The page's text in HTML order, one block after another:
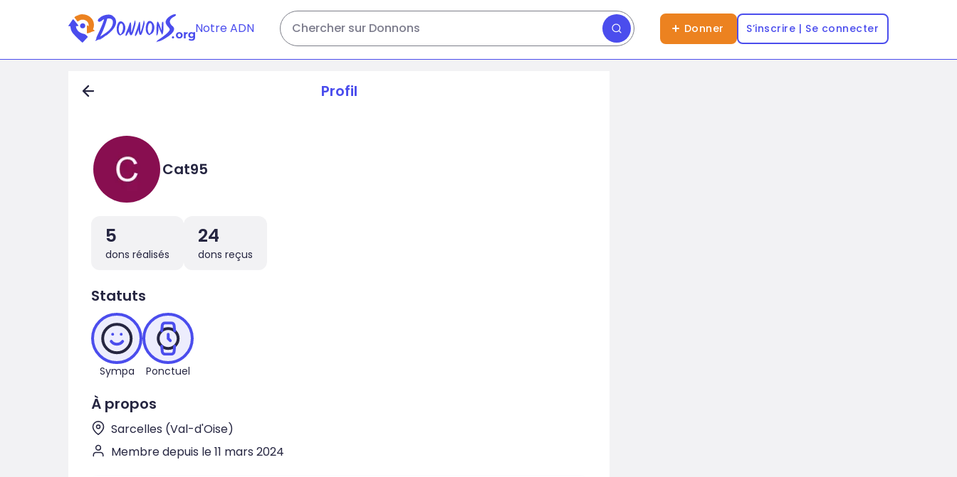
Notre ADN Chercher sur Donnons Donner S’inscrire | Se connecter
Profil
Cat95
5
dons réalisés
24
dons reçus
Statuts
Sympa Ponctuel
À propos
Sarcelles (Val-d'Oise)
Membre depuis le 11 mars 2024